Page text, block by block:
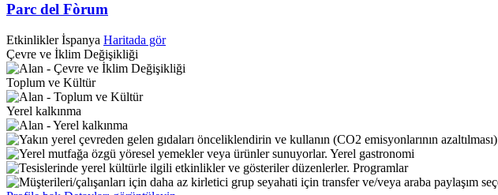
Parc del Fòrum
Etkinlikler İspanya Haritada gör
Çevre ve İklim Değişikliği
Toplum ve Kültür
Yerel kalkınma
Yerel gastronomi
Programlar